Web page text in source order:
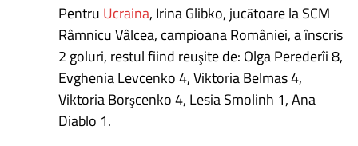
Pentru Ucraina, Irina Glibko, jucătoare la SCM
Râmnicu Vâlcea, campioana României, a înscris
2 goluri, restul fiind reuşite de: Olga Perederîi 8,
Evghenia Levcenko 4, Viktoria Belmas 4,
Viktoria Borşcenko 4, Lesia Smolinh 1, Ana
Diablo 1.